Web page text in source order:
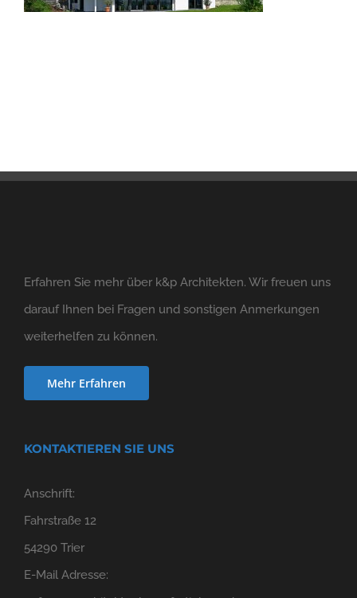
Erfahren Sie mehr über k&p Architekten. Wir freuen uns
darauf Ihnen bei Fragen und sonstigen Anmerkungen
weiterhelfen zu können.
Mehr Erfahren
KONTAKTIEREN SIE UNS
Anschrift:
Fahrstraße 12
54290 Trier
E-Mail Adresse: